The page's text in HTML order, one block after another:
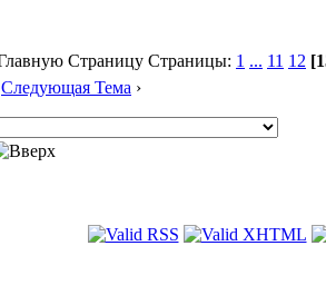
Страницы: 1 ... 11 12
Следующая Тема ›